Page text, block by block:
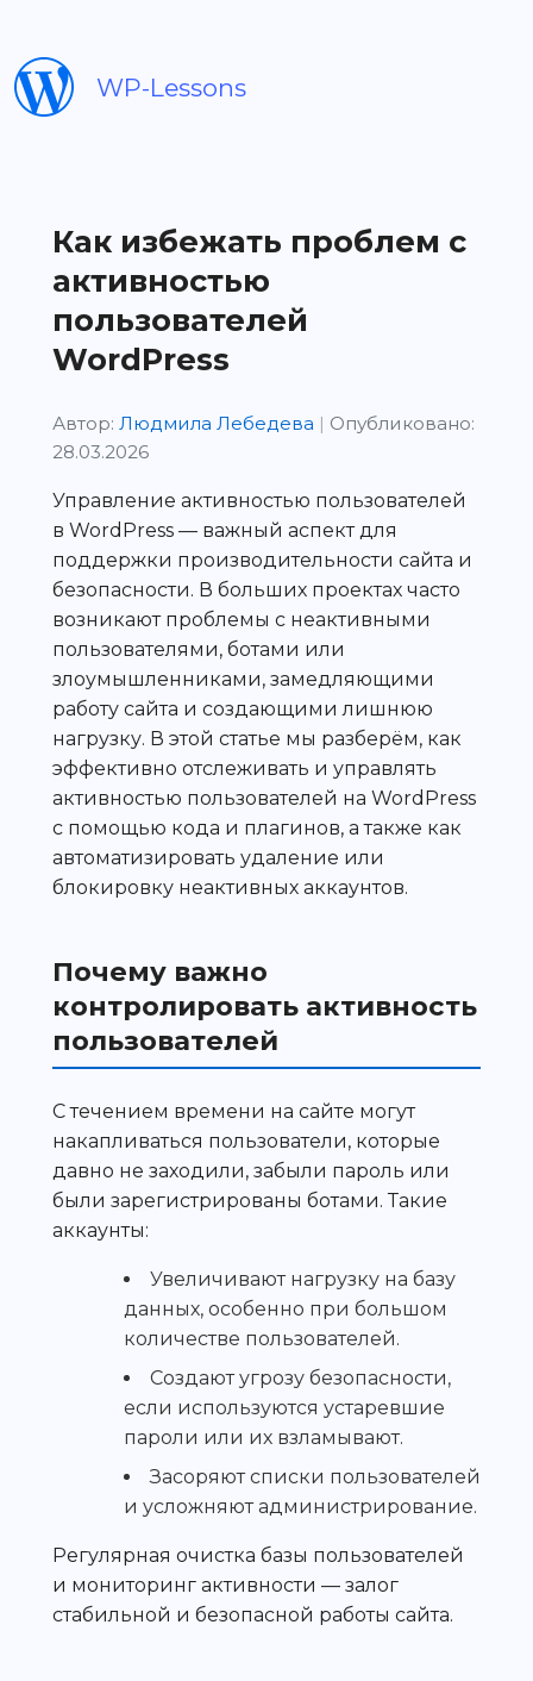
WP-Lessons
Как избежать проблем с
активностью
пользователей
WordPress
Автор: Людмила Лебедева | Опубликовано:
28.03.2026
Управление активностью пользователей
в WordPress — важный аспект для
поддержки производительности сайта и
безопасности. В больших проектах часто
возникают проблемы с неактивными
пользователями, ботами или
злоумышленниками, замедляющими
работу сайта и создающими лишнюю
нагрузку. В этой статье мы разберём, как
эффективно отслеживать и управлять
активностью пользователей на WordPress
с помощью кода и плагинов, а также как
автоматизировать удаление или
блокировку неактивных аккаунтов.
Почему важно
контролировать активность
пользователей
С течением времени на сайте могут
накапливаться пользователи, которые
давно не заходили, забыли пароль или
были зарегистрированы ботами. Такие
аккаунты:
Увеличивают нагрузку на базу
данных, особенно при большом
количестве пользователей.
Создают угрозу безопасности,
если используются устаревшие
пароли или их взламывают.
Засоряют списки пользователей
и усложняют администрирование.
Регулярная очистка базы пользователей
и мониторинг активности — залог
стабильной и безопасной работы сайта.